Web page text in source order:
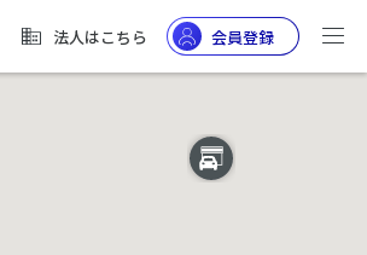
法人はこちら 会員登録